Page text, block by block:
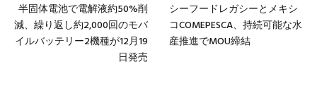
半固体電池で電解液約50%削
減、繰り返し約2,000回のモバ
イルバッテリー2機種が12月19
日発売
シーフードレガシーとメキシ
コCOMEPESCA、持続可能な水
産推進でMOU締結